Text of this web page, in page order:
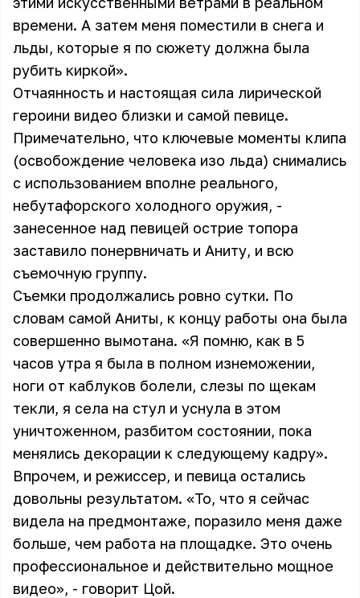
времени. А затем меня поместили в снега и
льды, которые я по сюжету должна была
рубить киркой».
Отчаянность и настоящая сила лирической
героини видео близки и самой певице.
Примечательно, что ключевые моменты клипа
(освобождение человека изо льда) снимались
с использованием вполне реального,
небутафорского холодного оружия, -
занесенное над певицей острие топора
заставило понервничать и Аниту, и всю
съемочную группу.
Съемки продолжались ровно сутки. По
словам самой Аниты, к концу работы она была
совершенно вымотана. «Я помню, как в 5
часов утра я была в полном изнеможении,
ноги от каблуков болели, слезы по щекам
текли, я села на стул и уснула в этом
уничтоженном, разбитом состоянии, пока
менялись декорации к следующему кадру».
Впрочем, и режиссер, и певица остались
довольны результатом. «То, что я сейчас
видела на предмонтаже, поразило меня даже
больше, чем работа на площадке. Это очень
профессиональное и действительно мощное
видео», - говорит Цой.